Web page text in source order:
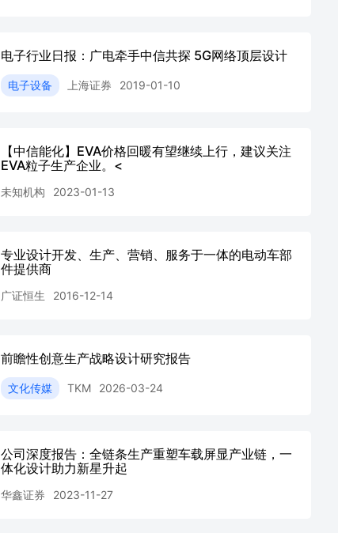
电子行业日报：广电牵手中信共探 5G网络顶层设计
电子设备 上海证券 2019-01-10
【中信能化】EVA价格回暖有望继续上行，建议关注
EVA粒子生产企业。<
未知机构 2023-01-13
专业设计开发、生产、营销、服务于一体的电动车部
件提供商
广证恒生 2016-12-14
前瞻性创意生产战略设计研究报告
文化传媒 TKM 2026-03-24
公司深度报告：全链条生产重塑车载屏显产业链，一
体化设计助力新星升起
华鑫证券 2023-11-27